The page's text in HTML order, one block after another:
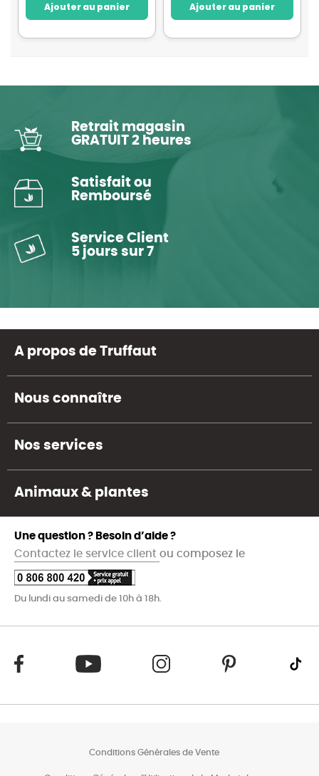
Ajouter au panier Ajouter au panier
Retrait magasin
GRATUIT 2 heures
Satisfait ou
Remboursé
Service Client
5 jours sur 7
A propos de Truffaut
Nous connaître
Nos services
Animaux & plantes
Une question ? Besoin d’aide ?
Contactez le service client ou composez le
Du lundi au samedi de 10h à 18h.
Conditions Générales de Vente